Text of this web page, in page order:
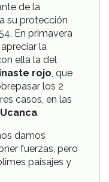
de la
su protección
En primavera
la
ella la del
rojo , que
los 2
casos, en las
.
damos
fuerzas, pero
paisajes y